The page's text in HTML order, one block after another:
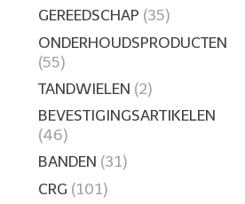
GEREEDSCHAP (35)
ONDERHOUDSPRODUCTEN
(55)
TANDWIELEN (2)
BEVESTIGINGSARTIKELEN
(46)
BANDEN (31)
CRG (101)